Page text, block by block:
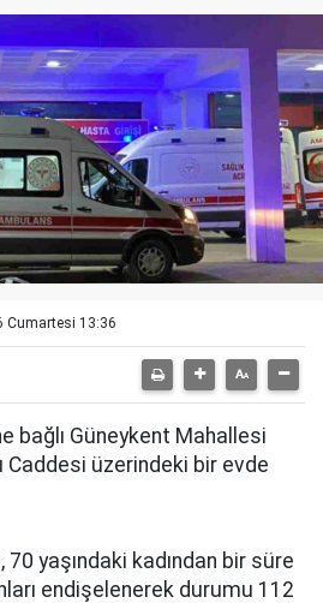
Cumartesi 13:36
bağlı Güneykent Mahallesi
üzerindeki bir evde
yaşındaki kadından bir süre
endişelenerek durumu 112